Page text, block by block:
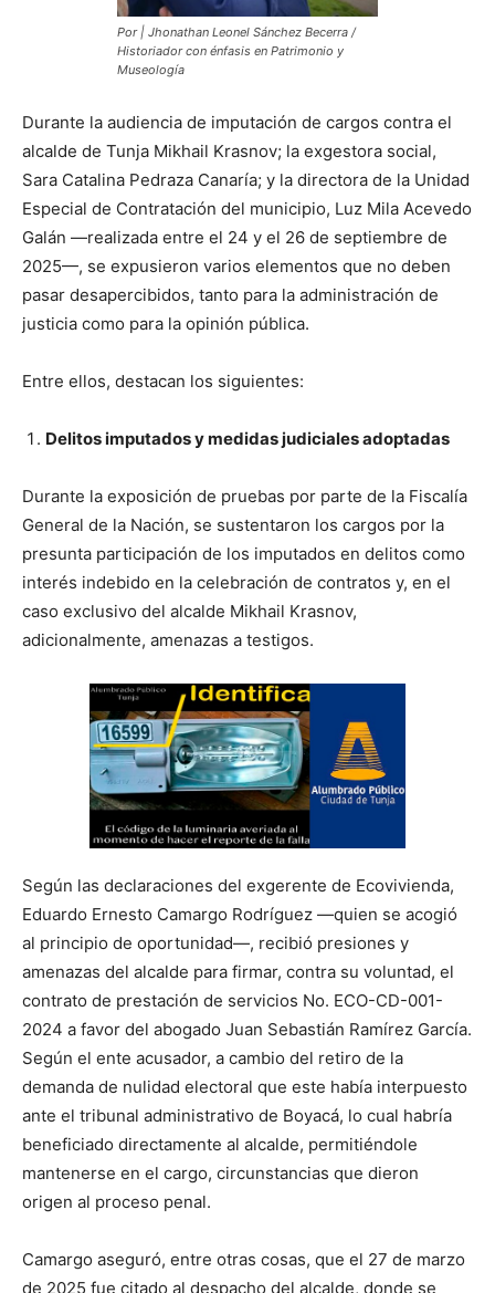
Por | Jhonathan Leonel Sánchez Becerra /
Historiador con énfasis en Patrimonio y
Museología
Durante la audiencia de imputación de cargos contra el
alcalde de Tunja Mikhail Krasnov; la exgestora social,
Sara Catalina Pedraza Canaría; y la directora de la Unidad
Especial de Contratación del municipio, Luz Mila Acevedo
Galán —realizada entre el 24 y el 26 de septiembre de
2025—, se expusieron varios elementos que no deben
pasar desapercibidos, tanto para la administración de
justicia como para la opinión pública.
Entre ellos, destacan los siguientes:
Delitos imputados y medidas judiciales adoptadas
Durante la exposición de pruebas por parte de la Fiscalía
General de la Nación, se sustentaron los cargos por la
presunta participación de los imputados en delitos como
interés indebido en la celebración de contratos y, en el
caso exclusivo del alcalde Mikhail Krasnov,
adicionalmente, amenazas a testigos.
Según las declaraciones del exgerente de Ecovivienda,
Eduardo Ernesto Camargo Rodríguez —quien se acogió
al principio de oportunidad—, recibió presiones y
amenazas del alcalde para firmar, contra su voluntad, el
contrato de prestación de servicios No. ECO-CD-001-
2024 a favor del abogado Juan Sebastián Ramírez García.
Según el ente acusador, a cambio del retiro de la
demanda de nulidad electoral que este había interpuesto
ante el tribunal administrativo de Boyacá, lo cual habría
beneficiado directamente al alcalde, permitiéndole
mantenerse en el cargo, circunstancias que dieron
origen al proceso penal.
Camargo aseguró, entre otras cosas, que el 27 de marzo
de 2025 fue citado al despacho del alcalde, donde se